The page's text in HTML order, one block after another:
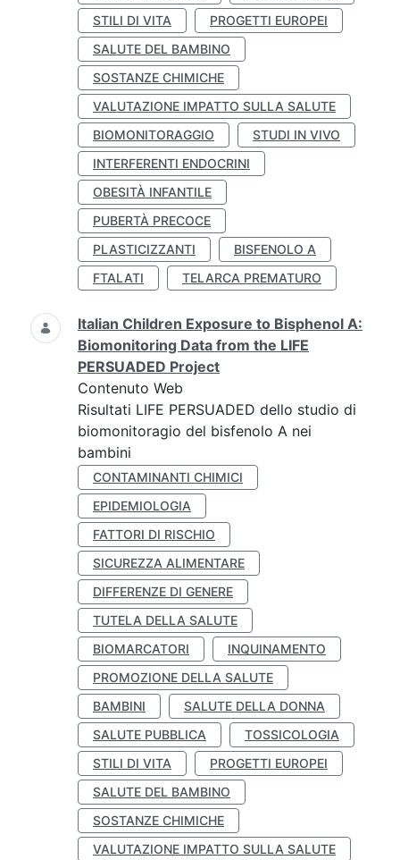
STILI DI VITA
PROGETTI EUROPEI
SALUTE DEL BAMBINO
SOSTANZE CHIMICHE
VALUTAZIONE IMPATTO SULLA SALUTE
BIOMONITORAGGIO
STUDI IN VIVO
INTERFERENTI ENDOCRINI
OBESITÀ INFANTILE
PUBERTÀ PRECOCE
PLASTICIZZANTI
BISFENOLO A
FTALATI
TELARCA PREMATURO
Italian Children Exposure to Bisphenol A:
Biomonitoring Data from the LIFE
PERSUADED Project
Contenuto Web
Risultati LIFE PERSUADED dello studio di
biomonitoragio del bisfenolo A nei
bambini
CONTAMINANTI CHIMICI
EPIDEMIOLOGIA
FATTORI DI RISCHIO
SICUREZZA ALIMENTARE
DIFFERENZE DI GENERE
TUTELA DELLA SALUTE
BIOMARCATORI
INQUINAMENTO
PROMOZIONE DELLA SALUTE
BAMBINI
SALUTE DELLA DONNA
SALUTE PUBBLICA
TOSSICOLOGIA
STILI DI VITA
PROGETTI EUROPEI
SALUTE DEL BAMBINO
SOSTANZE CHIMICHE
VALUTAZIONE IMPATTO SULLA SALUTE